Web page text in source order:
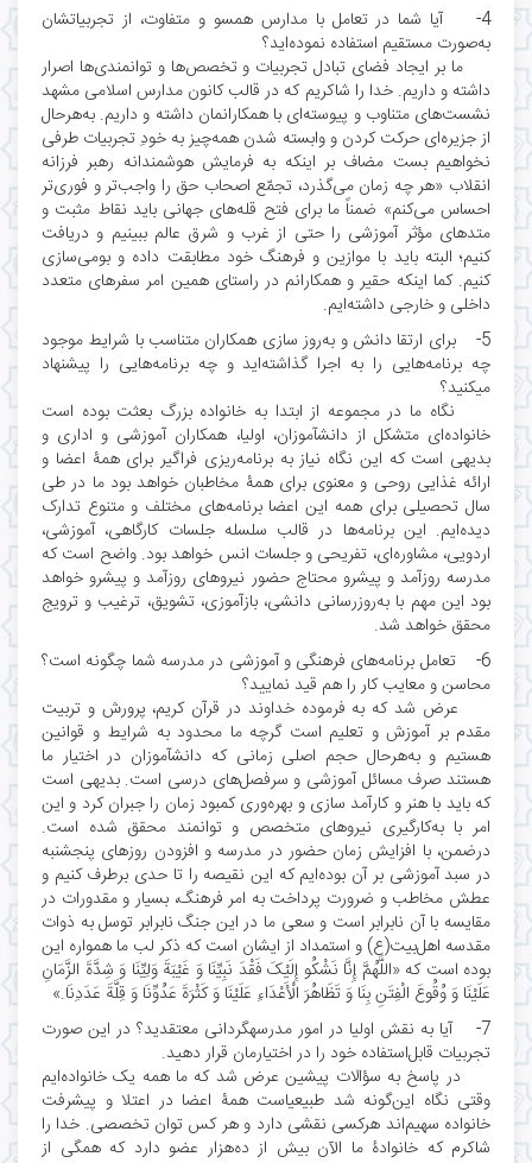
4- آیا شما در تعامل با مدارس همسو و متفاوت، از تجربیاتشان
به‌صورت مستقیم استفاده نموده‌اید؟
ما بر ایجاد فضای تبادل تجربیات و تخصص‌ها و توانمندی‌ها اصرار
داشته و داریم. خدا را شاکریم که در قالب کانون مدارس اسلامی مشهد
نشست‌های متناوب و پیوسته‌ای با همکارانمان داشته و داریم. به‌هرحال
از جزیره‌ای حرکت کردن و وابسته شدن همه‌چیز به خودِ تجربیات طرفی
نخواهیم بست مضاف بر اینکه به فرمایش هوشمندانه رهبر فرزانه
انقلاب «هر چه زمان می‌گذرد، تجمّع اصحاب حق را واجب‌تر و فوری‌تر
احساس می‌کنم» ضمناً ما برای فتح قله‌های جهانی باید نقاط مثبت و
متدهای مؤثر آموزشی را حتی از غرب و شرق عالم ببینیم و دریافت
کنیم؛ البته باید با موازین و فرهنگ خود مطابقت داده و بومی‌سازی
کنیم. کما اینکه حقیر و همکارانم در راستای همین امر سفرهای متعدد
داخلی و خارجی داشته‌ایم.
5- برای ارتقا دانش و به‌روز سازی همکاران متناسب با شرایط موجود
چه برنامه‌هایی را به اجرا گذاشته‌اید و چه برنامه‌هایی را پیشنهاد
میکنید؟
نگاه ما در مجموعه از ابتدا به خانواده بزرگ بعثت بوده است
خانواده‌ای متشکل از دانشآموزان، اولیا، همکاران آموزشی و اداری و
بدیهی است که این نگاه نیاز به برنامه‌ریزی فراگیر برای همۀ اعضا و
ارائه غذایی روحی و معنوی برای همۀ مخاطبان خواهد بود ما در طی
سال تحصیلی برای همه این اعضا برنامه‌های مختلف و متنوع تدارک
دیده‌ایم. این برنامه‌ها در قالب سلسله جلسات کارگاهی، آموزشی،
اردویی، مشاوره‌ای، تفریحی و جلسات انس خواهد بود. واضح است که
مدرسه روزآمد و پیشرو محتاج حضور نیروهای روزآمد و پیشرو خواهد
بود این مهم با به‌روزرسانی دانشی، بازآموزی، تشویق، ترغیب و ترویج
محقق خواهد شد.
6- تعامل برنامه‌های فرهنگی و آموزشی در مدرسه شما چگونه است؟
محاسن و معایب کار را هم قید نمایید؟
عرض شد که به فرموده خداوند در قرآن کریم، پرورش و تربیت
مقدم بر آموزش و تعلیم است گرچه ما محدود به شرایط و قوانین
هستیم و به‌هرحال حجم اصلی زمانی که دانشآموزان در اختیار ما
هستند صرف مسائل آموزشی و سرفصل‌های درسی است. بدیهی است
که باید با هنر و کارآمد سازی و بهره‌وری کمبود زمان را جبران کرد و این
امر با به‌کارگیری نیروهای متخصص و توانمند محقق شده است.
درضمن، با افزایش زمان حضور در مدرسه و افزودن روزهای پنجشنبه
در سبد آموزشی بر آن بوده‌ایم که این نقیصه را تا حدی برطرف کنیم و
عطش مخاطب و ضرورت پرداخت به امر فرهنگ، بسیار و مقدورات در
مقایسه با آن نابرابر است و سعی ما در این جنگ نابرابر توسل به ذوات
مقدسه اهل‌بیت(ع) و استمداد از ایشان است که ذکر لب ما همواره این
بوده است که «اللَّهُمَّ إِنَّا نَشْکُو إِلَیْکَ فَقْدَ نَبِیِّنَا وَ غَیْبَةَ وَلِیِّنَا وَ شِدَّةَ الزَّمَانِ
عَلَیْنَا وَ وُقُوعَ الْفِتَنِ بِنَا وَ تَظَاهُرَ الْأَعْدَاءِ عَلَیْنَا وَ کَثْرَةَ عَدُوِّنَا وَ قِلَّةَ عَدَدِنَا.»
7- آیا به نقش اولیا در امور مدرسهگردانی معتقدید؟ در این صورت
تجربیات قابل‌استفاده خود را در اختیارمان قرار دهید.
در پاسخ به سؤالات پیشین عرض شد که ما همه یک خانواده‌ایم
وقتی نگاه این‌گونه شد طبیعیاست همۀ اعضا در اعتلا و پیشرفت
خانواده سهیم‌اند هرکسی نقشی دارد و هر کس توان تخصصی. خدا را
شاکرم که خانوادۀ ما الآن بیش از ده‌هزار عضو دارد که همگی از